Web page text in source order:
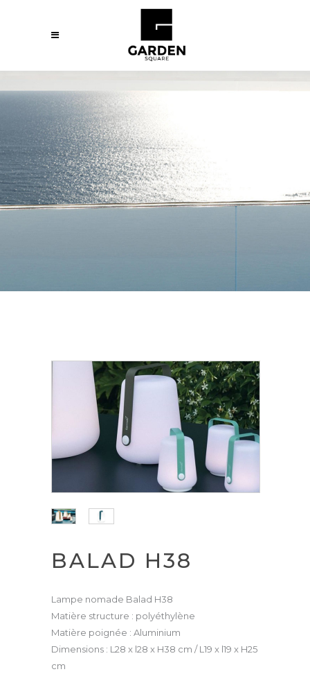
BALAD H38
Lampe nomade Balad H38
Matière structure : polyéthylène
Matière poignée : Aluminium
Dimensions : L28 x l28 x H38 cm / L19 x l19 x H25
cm